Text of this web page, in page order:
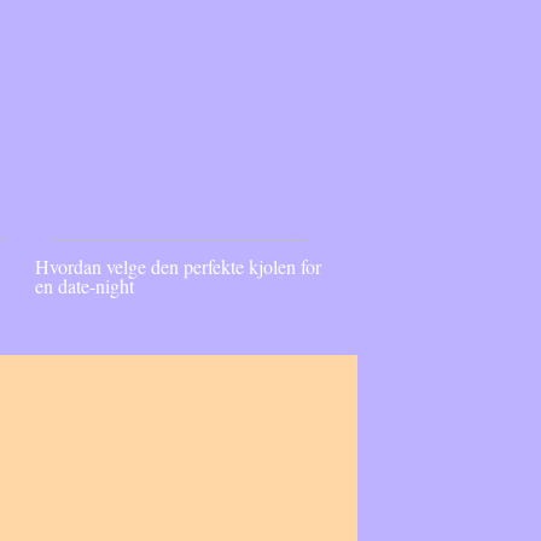
Hvordan velge den perfekte kjolen for
en date-night